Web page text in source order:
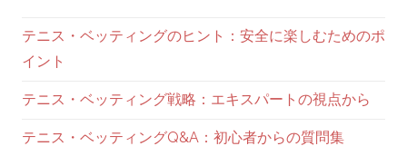
テニス・ベッティングのヒント：安全に楽しむためのポ
イント
テニス・ベッティング戦略：エキスパートの視点から
テニス・ベッティングQ&A：初心者からの質問集